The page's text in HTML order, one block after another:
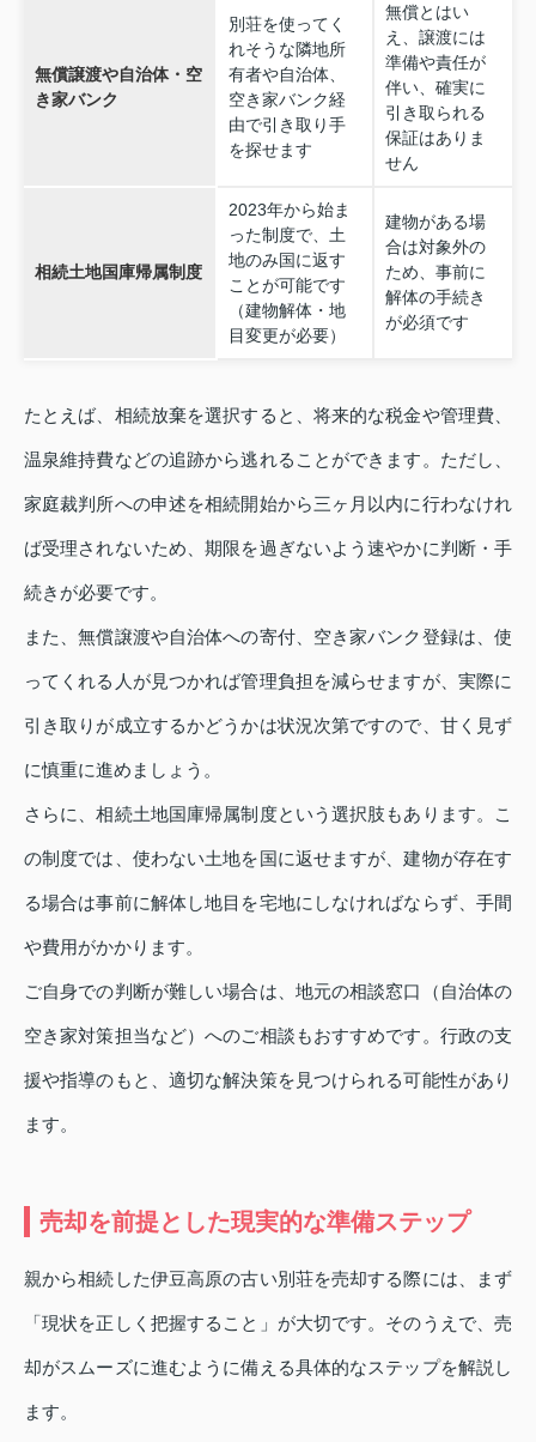
無償譲渡や自治体・空
き家バンク
別荘を使ってく
れそうな隣地所
有者や自治体、
空き家バンク経
由で引き取り手
を探せます
無償とはい
え、譲渡には
準備や責任が
伴い、確実に
引き取られる
保証はありま
せん
相続土地国庫帰属制度
2023年から始ま
った制度で、土
地のみ国に返す
ことが可能です
（建物解体・地
目変更が必要）
建物がある場
合は対象外の
ため、事前に
解体の手続き
が必須です
たとえば、相続放棄を選択すると、将来的な税金や管理費、
温泉維持費などの追跡から逃れることができます。ただし、
家庭裁判所への申述を相続開始から三ヶ月以内に行わなけれ
ば受理されないため、期限を過ぎないよう速やかに判断・手
続きが必要です。
また、無償譲渡や自治体への寄付、空き家バンク登録は、使
ってくれる人が見つかれば管理負担を減らせますが、実際に
引き取りが成立するかどうかは状況次第ですので、甘く見ず
に慎重に進めましょう。
さらに、相続土地国庫帰属制度という選択肢もあります。こ
の制度では、使わない土地を国に返せますが、建物が存在す
る場合は事前に解体し地目を宅地にしなければならず、手間
や費用がかかります。
ご自身での判断が難しい場合は、地元の相談窓口（自治体の
空き家対策担当など）へのご相談もおすすめです。行政の支
援や指導のもと、適切な解決策を見つけられる可能性があり
ます。
売却を前提とした現実的な準備ステップ
親から相続した伊豆高原の古い別荘を売却する際には、まず
「現状を正しく把握すること」が大切です。そのうえで、売
却がスムーズに進むように備える具体的なステップを解説し
ます。